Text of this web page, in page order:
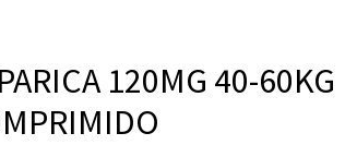
120MG 40-60KG